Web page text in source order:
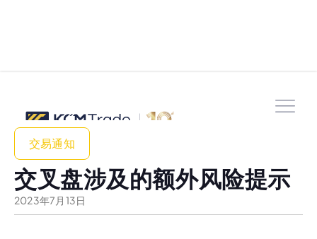
交易通知
交叉盘涉及的额外风险提示
2023年7 月 13日